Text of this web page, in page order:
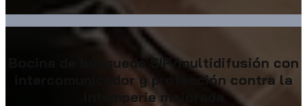
Bocina de búsqueda SIP/multidifusión con
intercomunicador y protección contra la
intemperie mejorada